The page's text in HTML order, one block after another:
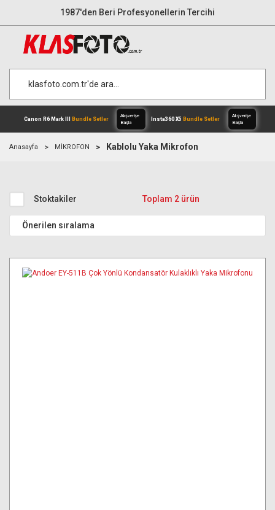
1987'den Beri Profesyonellerin Tercihi
Canon R6 Mark III Bundle Setler
Anasayfa MİKROFON Kablolu Yaka Mikrofon
Stoktakiler Toplam 2 ürün